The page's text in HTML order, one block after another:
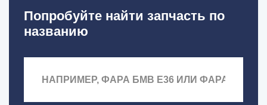
Попробуйте найти запчасть по
названию